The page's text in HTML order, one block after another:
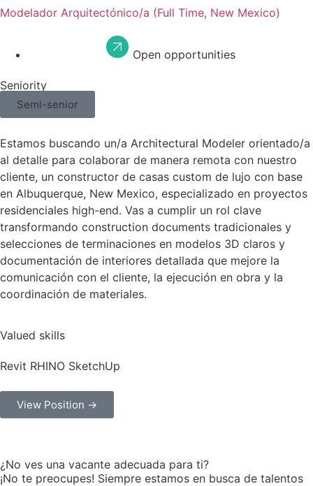
Modelador Arquitectónico/a (Full Time, New Mexico)
Open opportunities
Seniority
Semi-senior
Estamos buscando un/a Architectural Modeler orientado/a
al detalle para colaborar de manera remota con nuestro
cliente, un constructor de casas custom de lujo con base
en Albuquerque, New Mexico, especializado en proyectos
residenciales high-end. Vas a cumplir un rol clave
transformando construction documents tradicionales y
selecciones de terminaciones en modelos 3D claros y
documentación de interiores detallada que mejore la
comunicación con el cliente, la ejecución en obra y la
coordinación de materiales.
Valued skills
Revit RHINO SketchUp
View Position →
¿No ves una vacante adecuada para ti?
¡No te preocupes! Siempre estamos en busca de talentos